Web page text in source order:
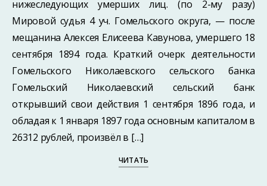
нижеследующих умерших лиц. (по 2-му разу)
Мировой судья 4 уч. Гомельского округа, — после
мещанина Алексея Елисеева Кавунова, умершего 18
сентября 1894 года. Краткий очерк деятельности
Гомельского Николаевского сельского банка
Гомельский Николаевский сельский банк
открывший свои действия 1 сентября 1896 года, и
обладая к 1 января 1897 года основным капиталом в
26312 рублей, произвёл в […]
ЧИТАТЬ